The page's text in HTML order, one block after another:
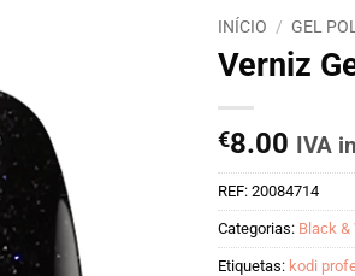
INÍCIO / GEL
Verniz
€8.00 IVA
REF: 20084714
Categorias: Black &
Etiquetas: kodi